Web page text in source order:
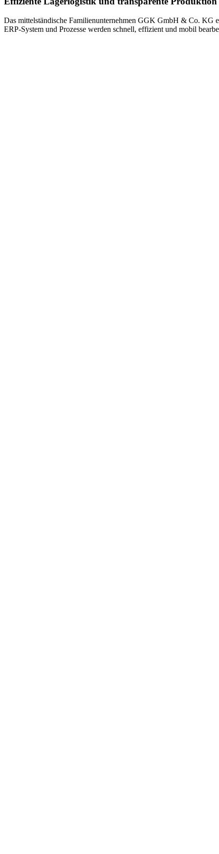
Das mittelständische Familienunternehmen GGK GmbH & Co. KG
ERP-System und Prozesse werden schnell, effizient und mobil